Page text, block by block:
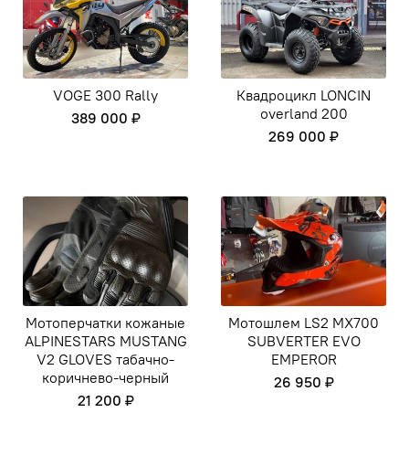
VOGE 300 Rally
389 000 ₽
Квадроцикл LONCIN
overland 200
269 000 ₽
Мотоперчатки кожаные
ALPINESTARS MUSTANG
V2 GLOVES табачно-
коричнево-черный
21 200 ₽
Мотошлем LS2 MX700
SUBVERTER EVO
EMPEROR
26 950 ₽